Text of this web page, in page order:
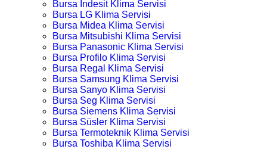
Bursa İndesit Klima Servisi
Bursa LG Klima Servisi
Bursa Midea Klima Servisi
Bursa Mitsubishi Klima Servisi
Bursa Panasonic Klima Servisi
Bursa Profilo Klima Servisi
Bursa Regal Klima Servisi
Bursa Samsung Klima Servisi
Bursa Sanyo Klima Servisi
Bursa Seg Klima Servisi
Bursa Siemens Klima Servisi
Bursa Süsler Klima Servisi
Bursa Termoteknik Klima Servisi
Bursa Toshiba Klima Servisi